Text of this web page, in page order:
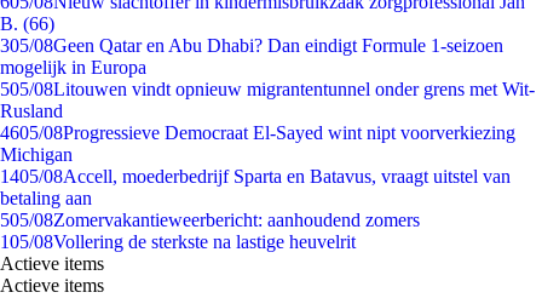
B. (66)
305/08Geen Qatar en Abu Dhabi? Dan eindigt Formule 1-seizoen
mogelijk in Europa
505/08Litouwen vindt opnieuw migrantentunnel onder grens met Wit-
Rusland
4605/08Progressieve Democraat El-Sayed wint nipt voorverkiezing
Michigan
1405/08Accell, moederbedrijf Sparta en Batavus, vraagt uitstel van
betaling aan
505/08Zomervakantieweerbericht: aanhoudend zomers
105/08Vollering de sterkste na lastige heuvelrit
Actieve items
Actieve items